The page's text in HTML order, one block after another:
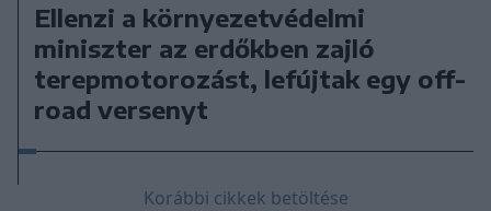
Ellenzi a környezetvédelmi
miniszter az erdőkben zajló
terepmotorozást, lefújtak egy off-
road versenyt
Korábbi cikkek betöltése